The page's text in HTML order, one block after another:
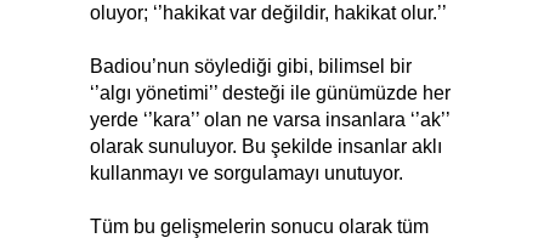
oluyor; ‘’hakikat var değildir, hakikat olur.’’
Badiou’nun söylediği gibi, bilimsel bir
‘’algı yönetimi’’ desteği ile günümüzde her
yerde ‘’kara’’ olan ne varsa insanlara ‘’ak’’
olarak sunuluyor. Bu şekilde insanlar aklı
kullanmayı ve sorgulamayı unutuyor.
Tüm bu gelişmelerin sonucu olarak tüm